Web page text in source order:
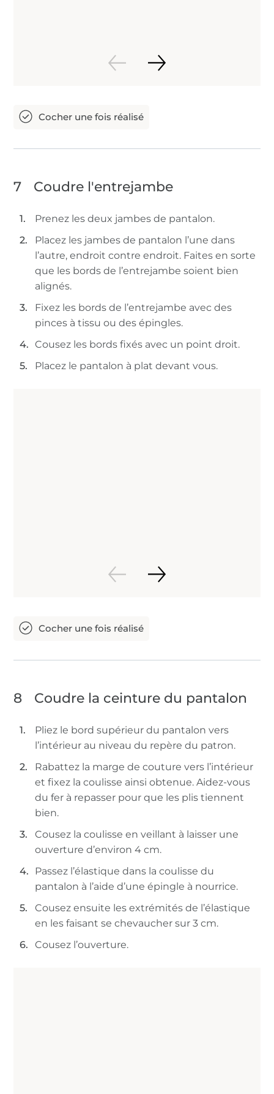
7 Coudre l'entrejambe
Prenez les deux jambes de pantalon.
Placez les jambes de pantalon l’une dans
l’autre, endroit contre endroit. Faites en sorte
que les bords de l’entrejambe soient bien
alignés.
Fixez les bords de l’entrejambe avec des
pinces à tissu ou des épingles.
Cousez les bords fixés avec un point droit.
Placez le pantalon à plat devant vous.
8 Coudre la ceinture du pantalon
Pliez le bord supérieur du pantalon vers
l’intérieur au niveau du repère du patron.
Rabattez la marge de couture vers l’intérieur
et fixez la coulisse ainsi obtenue. Aidez-vous
du fer à repasser pour que les plis tiennent
bien.
Cousez la coulisse en veillant à laisser une
ouverture d’environ 4 cm.
Passez l’élastique dans la coulisse du
pantalon à l’aide d’une épingle à nourrice.
Cousez ensuite les extrémités de l’élastique
en les faisant se chevaucher sur 3 cm.
Cousez l’ouverture.